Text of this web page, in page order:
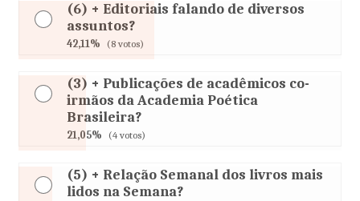
(6) + Editoriais falando de diversos
assuntos?
42,11% (8 votos)
(3) + Publicações de acadêmicos co-
irmãos da Academia Poética
Brasileira?
21,05% (4 votos)
(5) + Relação Semanal dos livros mais
lidos na Semana?